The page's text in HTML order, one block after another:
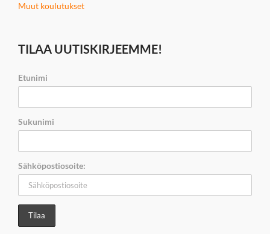
Muut koulutukset
TILAA UUTISKIRJEEMME!
Etunimi
Sukunimi
Sähköpostiosoite: